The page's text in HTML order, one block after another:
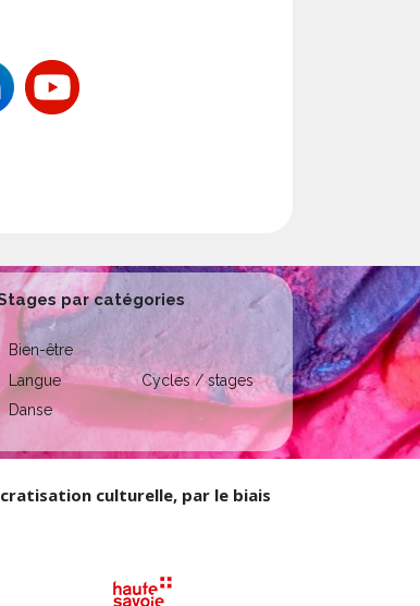
par catégories
Bien-être
Langue
Danse
Cycles / stages
culturelle, par le biais